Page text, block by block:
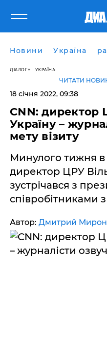
Новини Україна
ДІАЛОГ УКРАЇНА
ЧИТАТИ
18 січня 2022, 09:38
CNN: директор
Україну –
мету візиту
Минулого тижня в
директор ЦРУ
зустрічався з
співробітниками
Автор: Дмитрий